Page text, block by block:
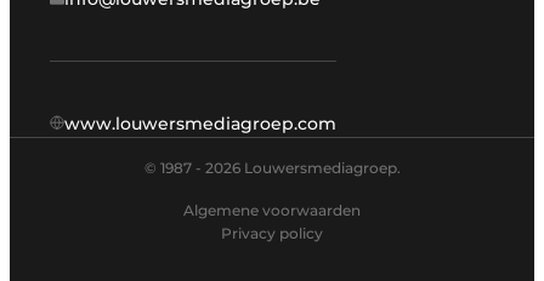
www.louwersmediagroep.com
© 1987 - 2026 Louwersmediagroep.
Algemene voorwaarden
Privacy policy